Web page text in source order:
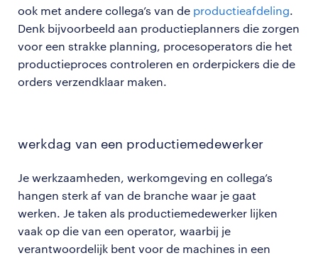
ook met andere collega’s van de productieafdeling
Denk bijvoorbeeld aan productieplanners die zorgen
voor een strakke planning, procesoperators die het
productieproces controleren en orderpickers die de
orders verzendklaar maken.
werkdag van een productiemedewerker
Je werkzaamheden, werkomgeving en collega’s
hangen sterk af van de branche waar je gaat
werken. Je taken als productiemedewerker lijken
vaak op die van een operator, waarbij je
verantwoordelijk bent voor de machines in een